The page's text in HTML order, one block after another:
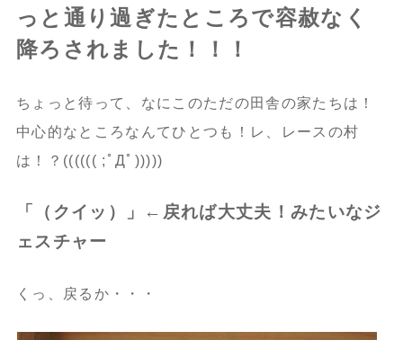
っと通り過ぎたところで容赦なく
降ろされました！！！
ちょっと待って、なにこのただの田舎の家たちは！
中心的なところなんてひとつも！レ、レースの村
は！？(((((( ;ﾟДﾟ)))))
「（クイッ）」←戻れば大丈夫！みたいなジ
ェスチャー
くっ、戻るか・・・